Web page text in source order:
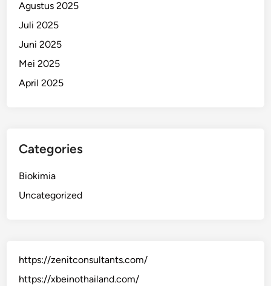
Agustus 2025
Juli 2025
Juni 2025
Mei 2025
April 2025
Categories
Biokimia
Uncategorized
https://zenitconsultants.com/
https://xbeinothailand.com/